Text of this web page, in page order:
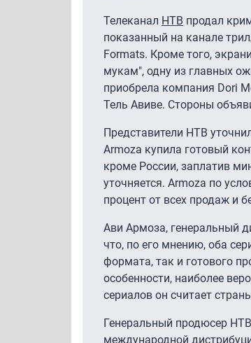
Телеканал НТВ продал
показанный на канале
Formats. Кроме того,
мукам", одну из главных
приобрела компания Dori
Тель Авиве. Стороны
Представители НТВ
Armoza купила готовый
кроме России, заплатив
уточняется. Armoza по
процент от всех продаж и
Ави Армоза, генеральный
что, по его мнению, оба
формата, так и готового
особенности, наиболее
сериалов он считает
Генеральный продюсер
международной